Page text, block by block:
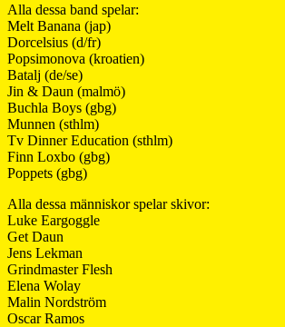
Alla dessa band spelar:
Melt Banana (jap)
Dorcelsius (d/fr)
Popsimonova (kroatien)
Batalj (de/se)
Jin & Daun (malmö)
Buchla Boys (gbg)
Munnen (sthlm)
Tv Dinner Education (sthlm)
Finn Loxbo (gbg)
Poppets (gbg)
Alla dessa människor spelar skivor:
Luke Eargoggle
Get Daun
Jens Lekman
Grindmaster Flesh
Elena Wolay
Malin Nordström
Oscar Ramos